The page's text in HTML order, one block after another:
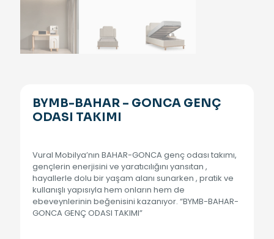
BYMB-BAHAR – GONCA GENÇ
ODASI TAKIMI
Vural Mobilya’nın BAHAR-GONCA genç odası takımı,
gençlerin enerjisini ve yaratıcılığını yansıtan ,
hayallerle dolu bir yaşam alanı sunarken , pratik ve
kullanışlı yapısıyla hem onların hem de
ebeveynlerinin beğenisini kazanıyor. “BYMB-BAHAR-
GONCA GENÇ ODASI TAKIMI”